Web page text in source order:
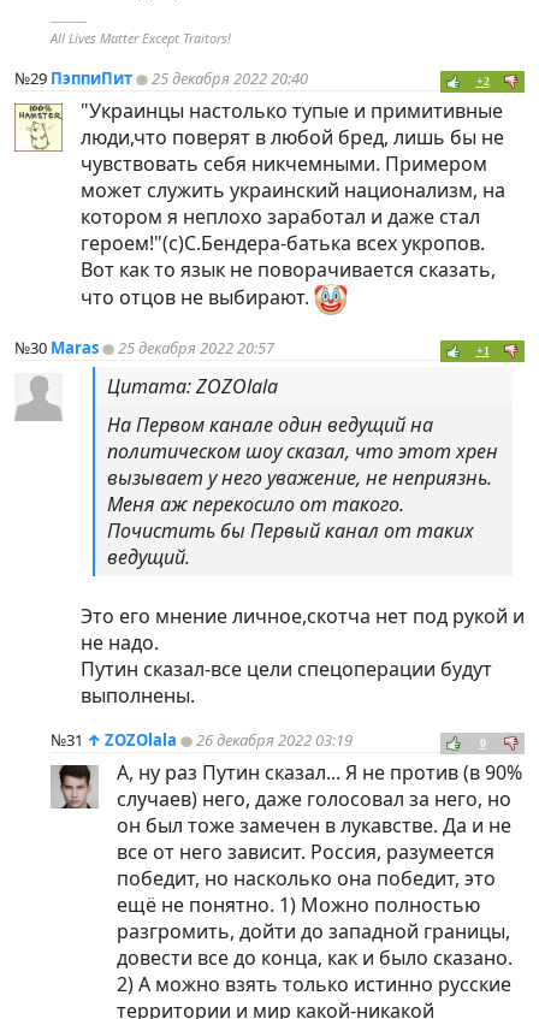
----------
All Lives Matter Except Traitors!
№29 ПэппиПит 25 декабря 2022 20:40 +2
"Украинцы настолько тупые и примитивные
люди,что поверят в любой бред, лишь бы не
чувствовать себя никчемными. Примером
может служить украинский национализм, на
котором я неплохо заработал и даже стал
героем!"(с)С.Бендера-батька всех укропов.
Вот как то язык не поворачивается сказать,
что отцов не выбирают.
№30 Maras 25 декабря 2022 20:57 +1
Цитата: ZOZOlala
На Первом канале один ведущий на
политическом шоу сказал, что этот хрен
вызывает у него уважение, не неприязнь.
Меня аж перекосило от такого.
Почистить бы Первый канал от таких
ведущий.
Это его мнение личное,скотча нет под рукой и
не надо.
Путин сказал-все цели спецоперации будут
выполнены.
№31 ↑ ZOZOlala 26 декабря 2022 03:19 0
А, ну раз Путин сказал... Я не против (в 90%
случаев) него, даже голосовал за него, но
он был тоже замечен в лукавстве. Да и не
все от него зависит. Россия, разумеется
победит, но насколько она победит, это
ещё не понятно. 1) Можно полностью
разгромить, дойти до западной границы,
довести все до конца, как и было сказано.
2) А можно взять только истинно русские
территории и мир какой-никакой